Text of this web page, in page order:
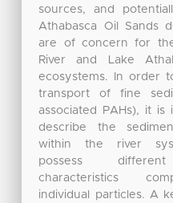
sources, and
Athabasca Oil Sands
are of concern for
River and Lake
ecosystems. In order
transport of fine
associated PAHs), it is
describe the
within the river
possess
characteristics
individual particles. A